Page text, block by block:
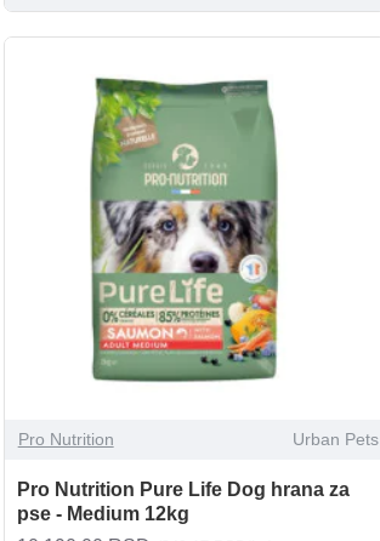
Pro Nutrition Urban Pets
Pro Nutrition Pure Life Dog hrana za
pse - Medium 12kg